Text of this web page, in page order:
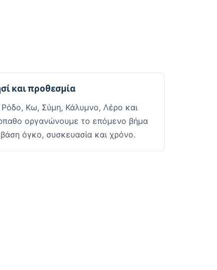
και προθεσμία
Ρόδο, Κω, Σύμη, Κάλυμνο, Λέρο και
οργανώνουμε το επόμενο βήμα
όγκο, συσκευασία και χρόνο.